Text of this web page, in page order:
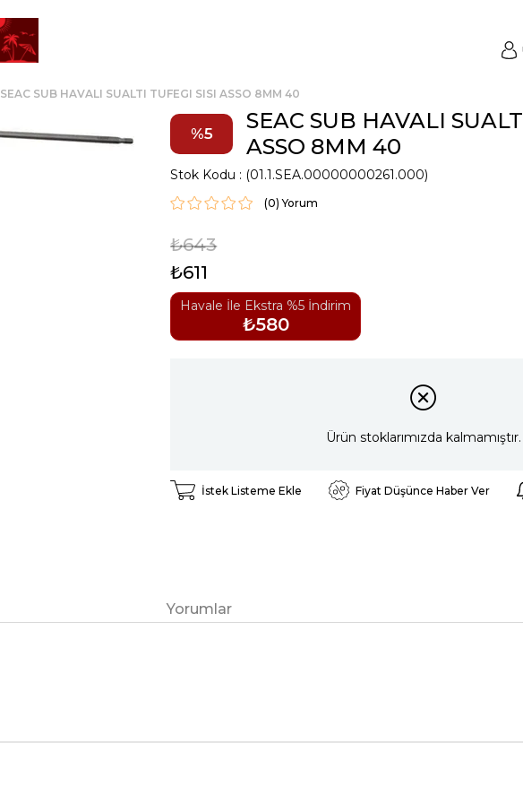
SEAC SUB HAVALI SUALTI TUFEGI SISI ASSO 8MM 40
5
SEAC SUB HAVALI
ASSO 8MM 40
Stok Kodu (01.1.SEA.00000000261.000)
(0)
₺643
₺611
Havale İle Ekstra %5 İndirim
₺580
Ürün stoklarımızda kalmamıştır.
İstek Listeme Ekle Fiyat Düşünce Haber Ver
Yorumlar